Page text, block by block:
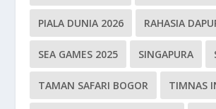
PIALA DUNIA 2026 RAHASIA
SEA GAMES 2025 SINGAPURA
TAMAN SAFARI BOGOR TIMNAS